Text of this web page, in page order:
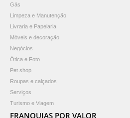
Gás
Limpeza e Manutenção
Livraria e Papelaria
Móveis e decoração
Negócios
Ótica e Foto
Pet shop
Roupas e calçados
Serviços
Turismo e Viagem
FRANQUIAS POR VALOR